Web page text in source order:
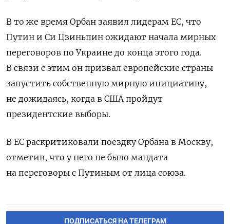
В то же время Орбан заявил лидерам ЕС, что
Путин и Си Цзиньпин ожидают начала мирных
переговоров по Украине до конца этого года.
В связи с этим он призвал европейские страны
запустить собственную мирную инициативу,
не дожидаясь, когда в США пройдут
президентские выборы.
В ЕС раскритиковали поездку Орбана в Москву,
отметив, что у него не было мандата
на переговоры с Путиным от лица союза.
ПОДПИСАТЬСЯ НА ТЕЛЕГРАМ